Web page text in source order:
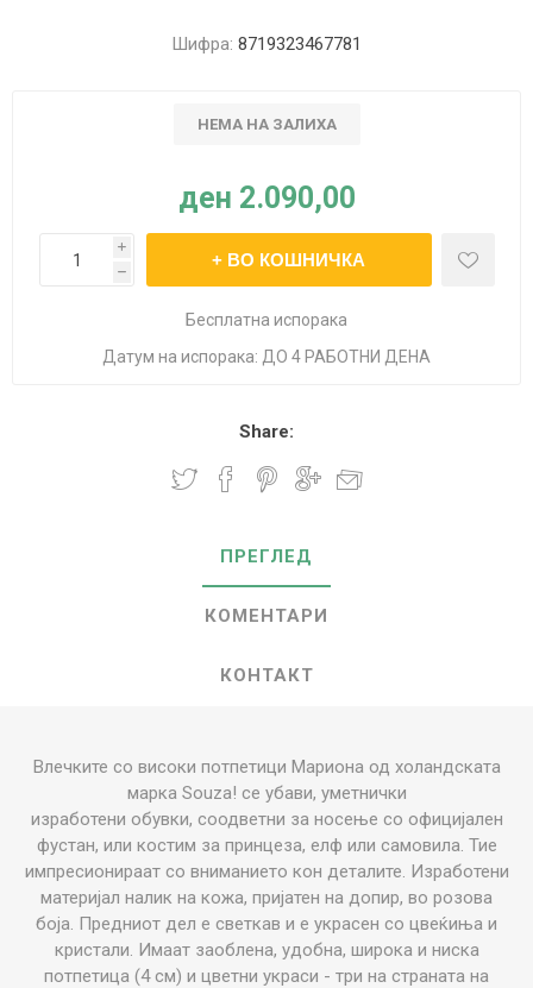
Шифра: 8719323467781
НЕМА НА ЗАЛИХА
ден 2.090,00
i
h
Бесплатна испорака
Датум на испорака: ДО 4 РАБОТНИ ДЕНА
Share:
ПРЕГЛЕД
КОМЕНТАРИ
КОНТАКТ
Влечките со високи потпетици Мариона од холандската
марка Souza! се убави, уметнички
изработени обувки, соодветни за носење со официјален
фустан, или костим за принцеза, елф или самовила. Тие
импресионираат со вниманието кон деталите. Изработени
материјал налик на кожа, пријатен на допир, во розова
боја. Предниот дел е светкав и е украсен со цвеќиња и
кристали. Имаат заоблена, удобна, широка и ниска
потпетица (4 см) и цветни украси - три на страната на